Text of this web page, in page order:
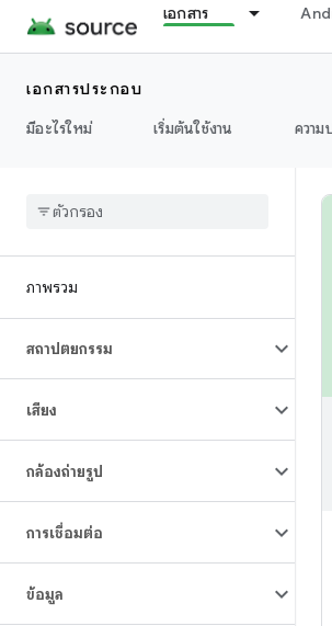
เอกสาร
เอกสารประกอบ
มีอะไรใหม่
เริ่มต้นใช้งาน ควา
ภาพรวม
สถาปัตยกรรม
เสียง
กล้องถ่ายรูป
การเชื่อมต่อ
ข้อมูล